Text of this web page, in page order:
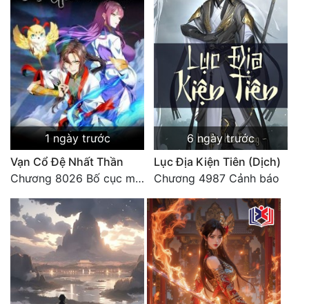
1 ngày trước
Vạn Cổ Đệ Nhất Thần
Chương 8026 Bố cục mới
6 ngày trước
Lục Địa Kiện Tiên (Dịch)
Chương 4987 Cảnh báo